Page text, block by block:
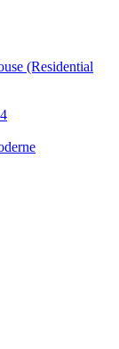
(Residential